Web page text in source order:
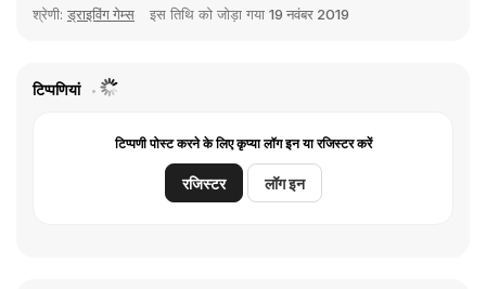
श्रेणी: ड्राइविंग गेम्स इस तिथि को जोड़ा गया 19 नवंबर 2019
टिप्पणियां
टिप्पणी पोस्ट करने के लिए कृप्या लॉग इन या रजिस्टर करें
रजिस्टर लॉग इन